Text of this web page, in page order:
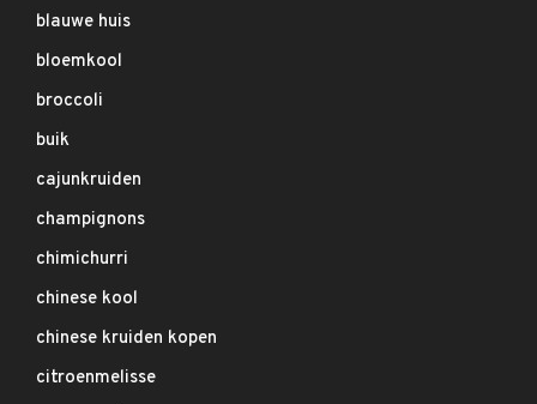
blauwe huis
bloemkool
broccoli
buik
cajunkruiden
champignons
chimichurri
chinese kool
chinese kruiden kopen
citroenmelisse